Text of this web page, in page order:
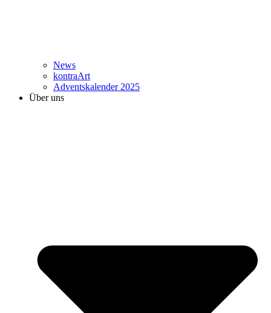
News
kontraArt
Adventskalender 2025
Über uns